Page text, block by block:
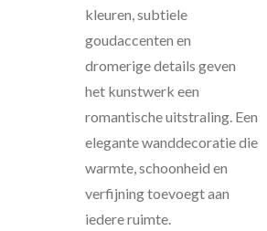
kleuren, subtiele
goudaccenten en
dromerige details geven
het kunstwerk een
romantische uitstraling. Een
elegante wanddecoratie die
warmte, schoonheid en
verfijning toevoegt aan
iedere ruimte.